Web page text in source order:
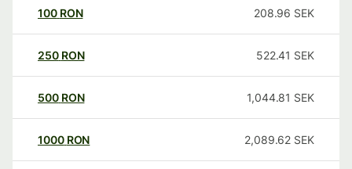
100 RON 208.96 SEK
250 RON 522.41 SEK
500 RON 1,044.81 SEK
1000 RON 2,089.62 SEK